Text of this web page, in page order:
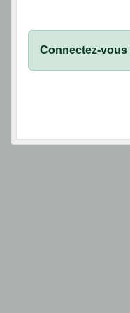
Connectez-vous